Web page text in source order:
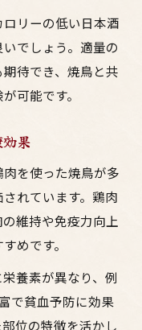
リーの低い日本酒
でしょう。適量の
待でき、焼鳥と共
可能です。
果
を使った焼鳥が多
れています。鶏肉
維持や免疫力向上
めです。
養素が異なり、例
で貧血予防に効果
位の特徴を活かし